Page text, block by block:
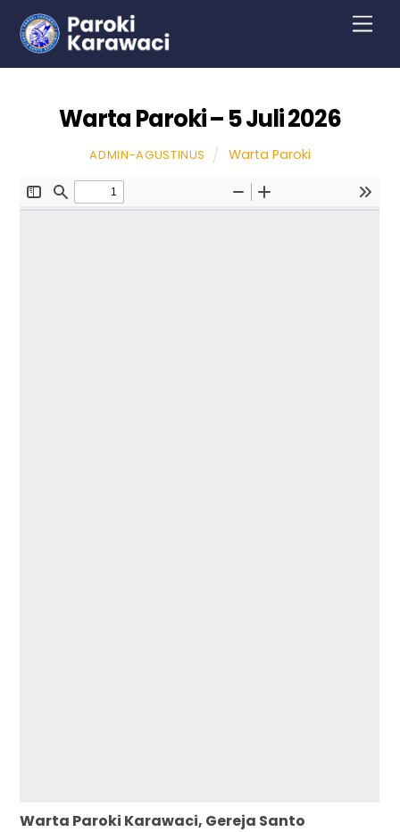
content
Warta Paroki – 5 Juli 2026
ADMIN-AGUSTINUS Warta Paroki
Warta Paroki Karawaci, Gereja Santo